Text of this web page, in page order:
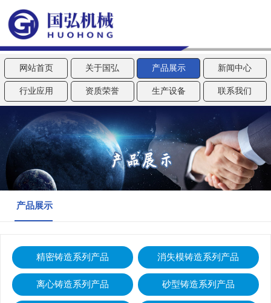
网站首页 关于国弘 产品展示 新闻中心
行业应用 资质荣誉 生产设备 联系我们
产品展示
精密铸造系列产品 消失模铸造系列产品
离心铸造系列产品 砂型铸造系列产品